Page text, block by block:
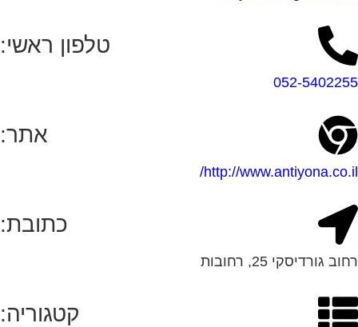
טלפון ראשי:
052-5402255
אתר:
http://www.antiyona.co.il/
כתובת:
רחוב גורדיסקי 25, רחובות
קטגוריה: